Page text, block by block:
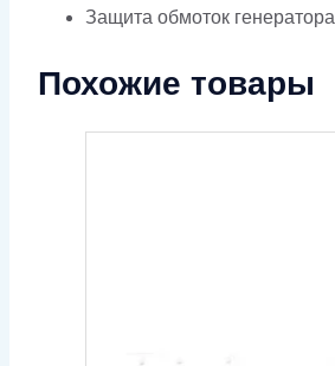
Защита обмоток генератора
Похожие товары